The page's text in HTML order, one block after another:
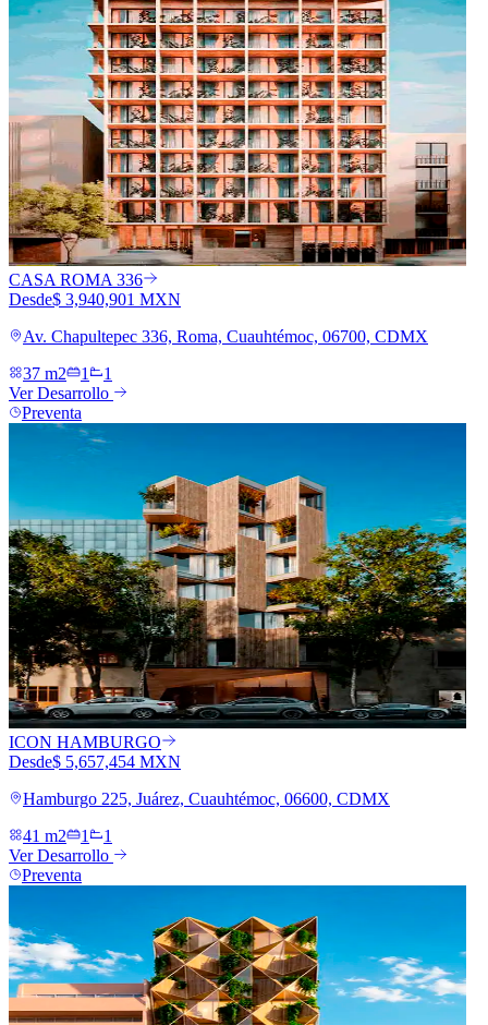
CASA ROMA 336
Desde$ 3,940,901 MXN
Av. Chapultepec 336, Roma, Cuauhtémoc, 06700, CDMX
37 m2
1
1
Ver Desarrollo
Preventa
ICON HAMBURGO
Desde$ 5,657,454 MXN
Hamburgo 225, Juárez, Cuauhtémoc, 06600, CDMX
41 m2
1
1
Ver Desarrollo
Preventa